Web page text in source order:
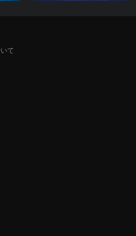
て